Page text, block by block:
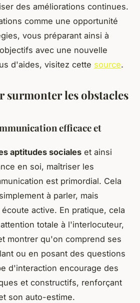
des améliorations continues.
comme une opportunité
vous préparant ainsi à
avec une nouvelle
d'aides, visitez cette source.
surmonter les obstacles
efficace et
aptitudes sociales et ainsi
en soi, maîtriser les
est primordial. Cela
à parler, mais
active. En pratique, cela
totale à l'interlocuteur,
montrer qu'on comprend ses
ou en posant des questions
d'interaction encourage des
et constructifs, renforçant
son auto-estime.